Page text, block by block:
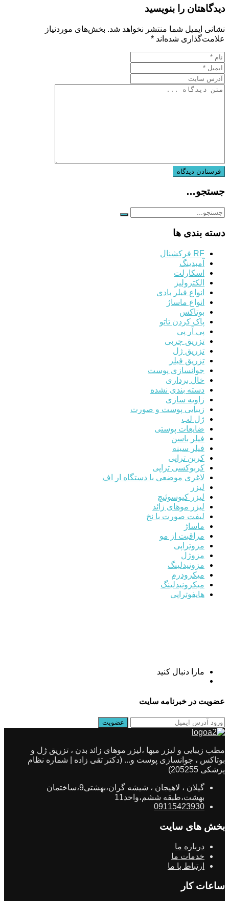
دیدگاهتان را بنویسید
نشانی ایمیل شما منتشر نخواهد شد. بخش‌های موردنیاز
علامت‌گذاری شده‌اند *
جستجو…
دسته بندی ها
RF فرکشنال
آمبدینگ
اسکارلت
الکترولیز
انواع فیلر بادی
انواع ماساژ
بوتاکس
پاک کردن تاتو
پی آر پی
تزریق چربی
تزریق ژل
تزریق فیلر
جوانسازی پوست
خال برداری
دسته بندی نشده
زاویه سازی
زیبایی پوست و صورت
ژل لب
ضایعات پوستی
فیلر باسن
فیلر سینه
کربن تراپی
کربوکسی تراپی
لاغری موضعی با دستگاه ار اف
لیزر
لیزر کیوسوئیچ
لیزر موهای زائد
لیفت صورت با نخ
ماساژ
مراقبت از مو
مزوتراپی
مزوژل
مزونیدلینگ
میکرودرم
میکرونیدلینگ
هایفوتراپی
مارا دنبال کنید
عضویت در خبرنامه سایت
مطب زیبایی و لیزر میها ،لیزر موهای زائد بدن ، تزریق ژل و
بوتاکس ، جوانسازی پوست و... (دکتر تقی زاده | شماره نظام
پزشکی 205255)
گیلان ، لاهیجان ، شیشه گران،بهشتی9،ساختمان
بهشت،طبقه ششم،واحد11
09115423930
بخش های سایت
درباره ما
خدمات ما
ارتباط با ما
ساعات کار